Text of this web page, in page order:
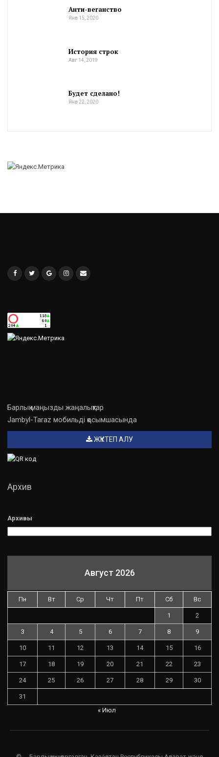
Анти-веганство
Янв 15, 2020
История строк
Авг 14, 2019
Будет сделано!
Янв 22, 2020
Барлық маңызды жаңалықтар
Jambyl-Taraz мобильді қосымшасында
ЖҮКТЕП АЛУ
Архив
Архивы
Август 2026
Пн Вт Ср Чт Пт Сб Вс
1 2
3 4 5 6 7 8 9
10 11 12 13 14 15 16
17 18 19 20 21 22 23
24 25 26 27 28 29 30
31
« Июл